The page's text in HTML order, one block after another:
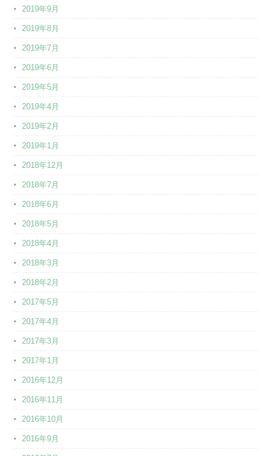
2019年9月
2019年8月
2019年7月
2019年6月
2019年5月
2019年4月
2019年2月
2019年1月
2018年12月
2018年7月
2018年6月
2018年5月
2018年4月
2018年3月
2018年2月
2017年5月
2017年4月
2017年3月
2017年1月
2016年12月
2016年11月
2016年10月
2016年9月